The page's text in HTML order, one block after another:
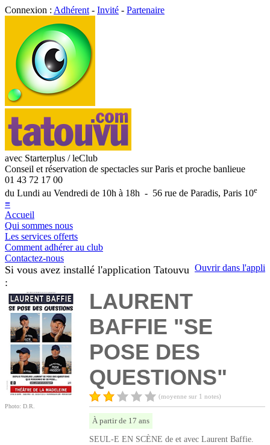
Connexion : Adhérent - Invité - Partenaire
avec Starterplus / leClub
Conseil et réservation de spectacles sur Paris et proche banlieue
01 43 72 17 00
du Lundi au Vendredi de 10h à 18h - 56 rue de Paradis, Paris 10e
≡
Accueil
Qui sommes nous
Les services offerts
Comment adhérer au club
Contactez-nous
Ouvrir dans l'appli
Si vous avez installé l'application Tatouvu
:
Photo: D.R.
LAURENT
BAFFIE "SE
POSE DES
QUESTIONS"
(moyenne sur 1 notes)
À partir de 17 ans
SEUL-E EN SCÈNE de et avec Laurent Baffie.